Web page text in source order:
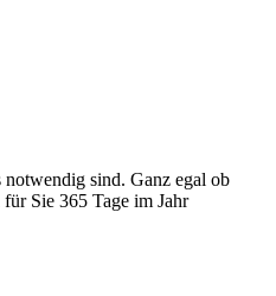
sind. Ganz egal ob
Sie 365 Tage im Jahr